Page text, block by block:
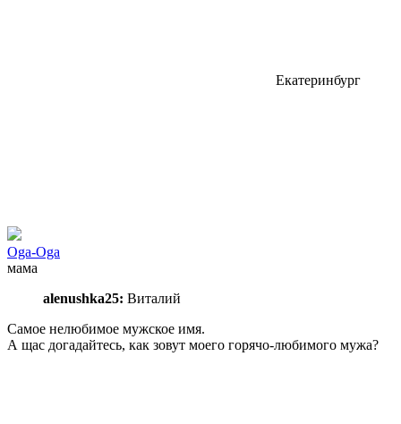
Екатеринбург
Oga-Oga
мама
alenushka25: Виталий
Самое нелюбимое мужское имя.
А щас догадайтесь, как зовут моего горячо-любимого мужа?